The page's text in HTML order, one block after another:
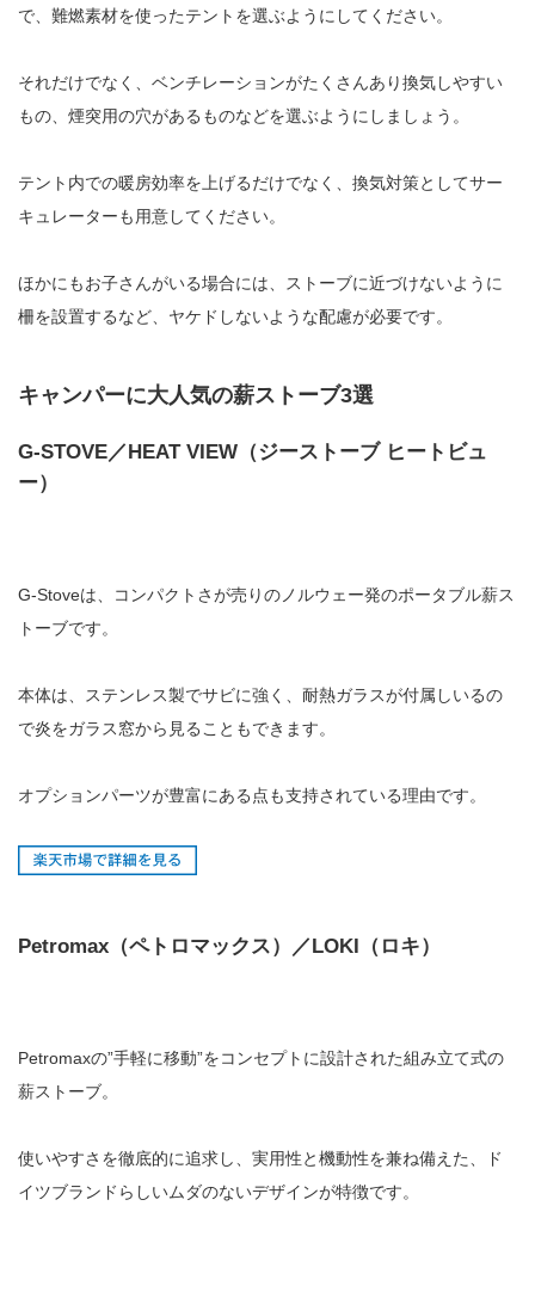
で、難燃素材を使ったテントを選ぶようにしてください。
それだけでなく、ベンチレーションがたくさんあり換気しやすい
もの、煙突用の穴があるものなどを選ぶようにしましょう。
テント内での暖房効率を上げるだけでなく、換気対策としてサー
キュレーターも用意してください。
ほかにもお子さんがいる場合には、ストーブに近づけないように
柵を設置するなど、ヤケドしないような配慮が必要です。
キャンパーに大人気の薪ストーブ3選
G-STOVE／HEAT VIEW（ジーストーブ ヒートビュ
ー）
G-Stoveは、コンパクトさが売りのノルウェー発のポータブル薪ス
トーブです。
本体は、ステンレス製でサビに強く、耐熱ガラスが付属しいるの
で炎をガラス窓から見ることもできます。
オプションパーツが豊富にある点も支持されている理由です。
Petromax（ペトロマックス）／LOKI（ロキ）
Petromaxの”手軽に移動”をコンセプトに設計された組み立て式の
薪ストーブ。
使いやすさを徹底的に追求し、実用性と機動性を兼ね備えた、ド
イツブランドらしいムダのないデザインが特徴です。